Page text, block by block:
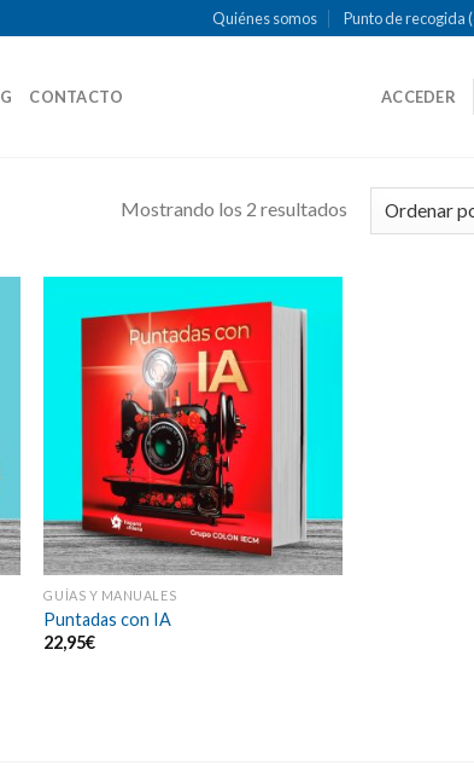
Quiénes somos Punto de recogida
CONTACTO ACCEDER
Mostrando los 2 resultados
GUÍAS Y MANUALES
Puntadas con IA
22,95€